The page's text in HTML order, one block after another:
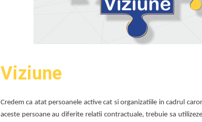
Certificari si Acreditari
Ocuparea Fortei de Munca
Dezvoltare Comunitara
Viziune
Credem ca atat persoanele active cat si organizatiile in cadrul
aceste persoane au diferite relatii contractuale, trebuie sa